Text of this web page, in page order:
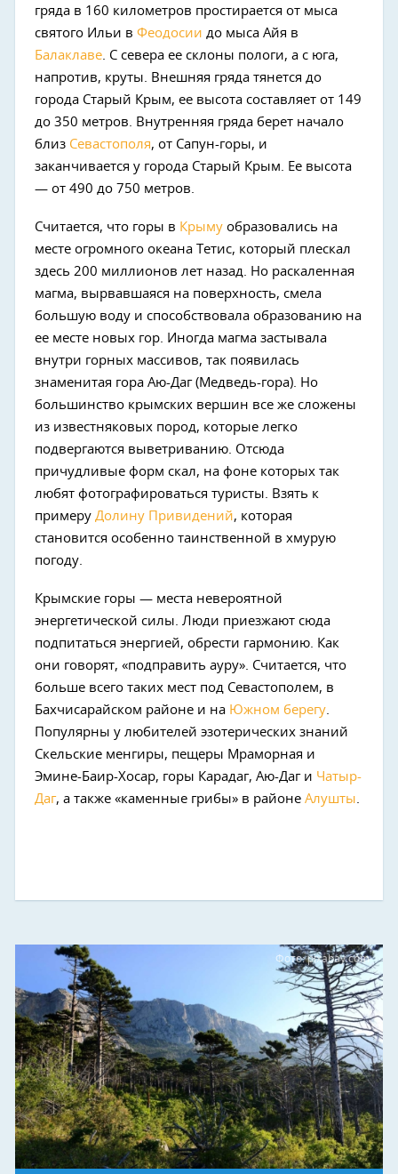
гряда в 160 километров простирается от мыса
святого Ильи в Феодосии до мыса Айя в
Балаклаве. С севера ее склоны пологи, а с юга,
напротив, круты. Внешняя гряда тянется до
города Старый Крым, ее высота составляет от 149
до 350 метров. Внутренняя гряда берет начало
близ Севастополя, от Сапун-горы, и
заканчивается у города Старый Крым. Ее высота
— от 490 до 750 метров.
Считается, что горы в Крыму образовались на
месте огромного океана Тетис, который плескал
здесь 200 миллионов лет назад. Но раскаленная
магма, вырвавшаяся на поверхность, смела
большую воду и способствовала образованию на
ее месте новых гор. Иногда магма застывала
внутри горных массивов, так появилась
знаменитая гора Аю-Даг (Медведь-гора). Но
большинство крымских вершин все же сложены
из известняковых пород, которые легко
подвергаются выветриванию. Отсюда
причудливые форм скал, на фоне которых так
любят фотографироваться туристы. Взять к
примеру Долину Привидений, которая
становится особенно таинственной в хмурую
погоду.
Крымские горы — места невероятной
энергетической силы. Люди приезжают сюда
подпитаться энергией, обрести гармонию. Как
они говорят, «подправить ауру». Считается, что
больше всего таких мест под Севастополем, в
Бахчисарайском районе и на Южном берегу.
Популярны у любителей эзотерических знаний
Скельские менгиры, пещеры Мраморная и
Эмине-Баир-Хосар, горы Карадаг, Аю-Даг и Чатыр-
Даг, а также «каменные грибы» в районе Алушты.
Фото: pixabay.com
Next